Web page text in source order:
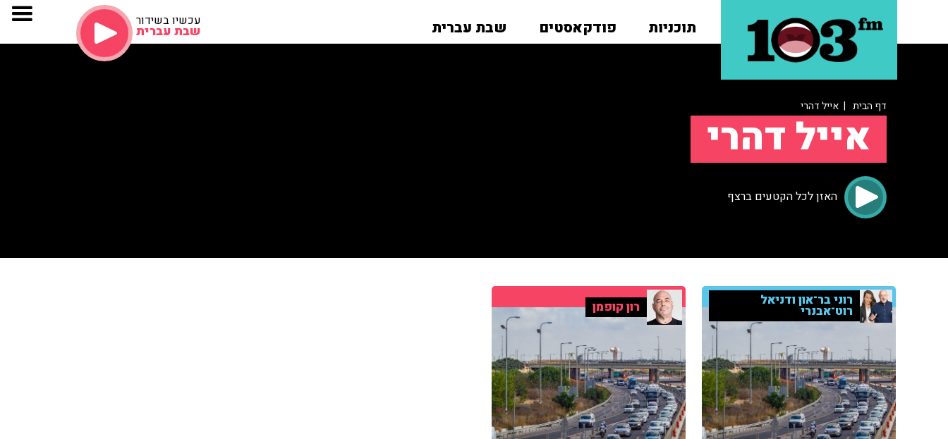
תוכניות פודקאסטים שבת עברית עכשיו בשידור
שבת עברית
דף הבית | אייל דהרי
אייל דהרי
האזן לכל הקטעים ברצף
רוני בר־און ודניאל
רוט־אבנרי רון קופמן